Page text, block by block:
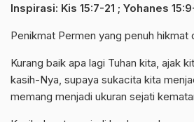
Inspirasi: Kis 15:7-21 ; Yohanes
Penikmat Permen yang penuh hikmat
Kurang baik apa lagi Tuhan kita, ajak
kasih-Nya, supaya sukacita kita
memang menjadi ukuran sejati